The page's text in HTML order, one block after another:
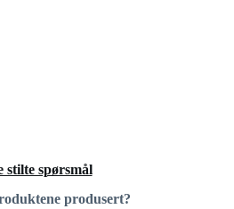
stilte spørsmål
produsert?